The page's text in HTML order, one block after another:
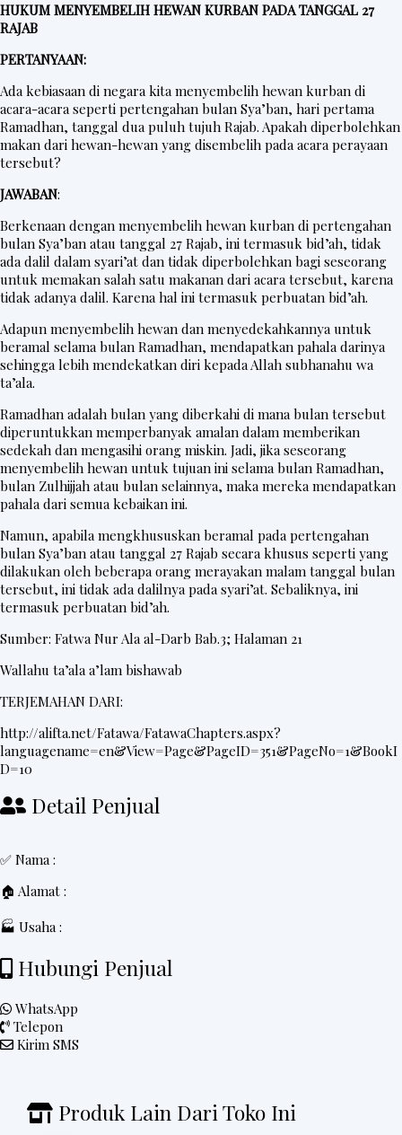
HUKUM MENYEMBELIH HEWAN KURBAN PADA TANGGAL 27
RAJAB
PERTANYAAN:
Ada kebiasaan di negara kita menyembelih hewan kurban di
acara-acara seperti pertengahan bulan Sya’ban, hari pertama
Ramadhan, tanggal dua puluh tujuh Rajab. Apakah diperbolehkan
makan dari hewan-hewan yang disembelih pada acara perayaan
tersebut?
JAWABAN:
Berkenaan dengan menyembelih hewan kurban di pertengahan
bulan Sya’ban atau tanggal 27 Rajab, ini termasuk bid’ah, tidak
ada dalil dalam syari’at dan tidak diperbolehkan bagi seseorang
untuk memakan salah satu makanan dari acara tersebut, karena
tidak adanya dalil. Karena hal ini termasuk perbuatan bid’ah.
Adapun menyembelih hewan dan menyedekahkannya untuk
beramal selama bulan Ramadhan, mendapatkan pahala darinya
sehingga lebih mendekatkan diri kepada Allah subhanahu wa
ta’ala.
Ramadhan adalah bulan yang diberkahi di mana bulan tersebut
diperuntukkan memperbanyak amalan dalam memberikan
sedekah dan mengasihi orang miskin. Jadi, jika seseorang
menyembelih hewan untuk tujuan ini selama bulan Ramadhan,
bulan Zulhijjah atau bulan selainnya, maka mereka mendapatkan
pahala dari semua kebaikan ini.
Namun, apabila mengkhususkan beramal pada pertengahan
bulan Sya’ban atau tanggal 27 Rajab secara khusus seperti yang
dilakukan oleh beberapa orang merayakan malam tanggal bulan
tersebut, ini tidak ada dalilnya pada syari’at. Sebaliknya, ini
termasuk perbuatan bid’ah.
Sumber: Fatwa Nur Ala al-Darb Bab.3; Halaman 21
Wallahu ta’ala a’lam bishawab
TERJEMAHAN DARI:
http://alifta.net/Fatawa/FatawaChapters.aspx?
languagename=en&View=Page&PageID=351&PageNo=1&BookI
D=10
Detail Penjual
✅ Nama :
🏠 Alamat :
🏭 Usaha :
Hubungi Penjual
WhatsApp
Telepon
Kirim SMS
Produk Lain Dari Toko Ini